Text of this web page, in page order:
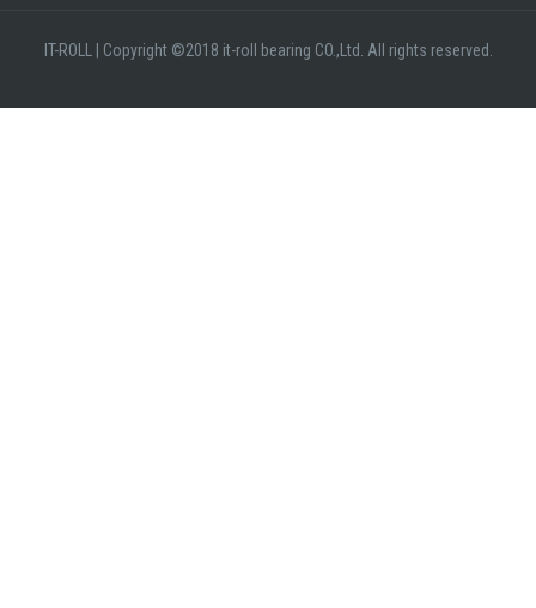
IT-ROLL | Copyright ©2018 it-roll bearing CO.,Ltd. All rights reserved.